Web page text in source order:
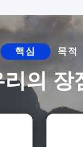
핵심 목적
리의 장